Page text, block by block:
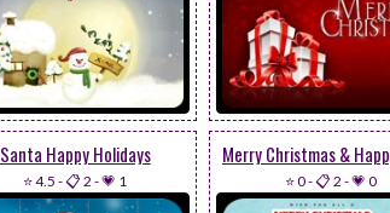
Santa Happy Holidays
⭐ 4.5 -📋 2 -💗 1 ⭐ 0-📋 2 -💗 0